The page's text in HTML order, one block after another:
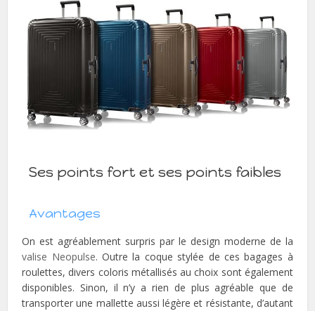
Ses points fort et ses points faibles
Avantages
On est agréablement surpris par le design moderne de la
valise Neopulse. Outre la coque stylée de ces bagages à
roulettes, divers coloris métallisés au choix sont également
disponibles. Sinon, il n’y a rien de plus agréable que de
transporter une mallette aussi légère et résistante, d’autant